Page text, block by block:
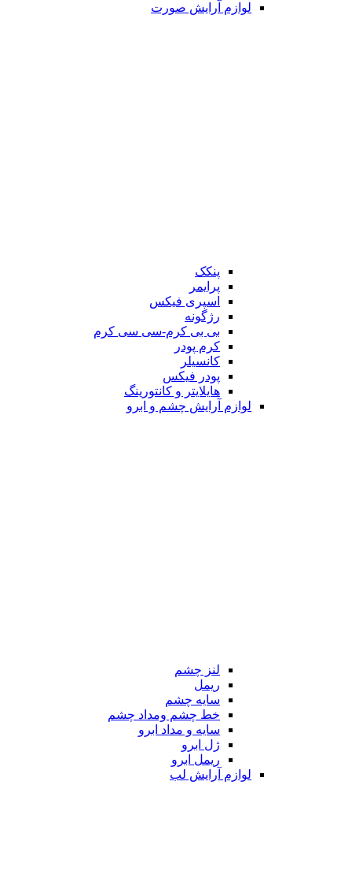
لوازم آرایش صورت
پنکک
پرایمر
اسپری فیکس
رژگونه
بی بی کرم-سی سی کرم
کرم پودر
کانسیلر
پودر فیکس
هایلایتر و کانتورینگ
لوازم آرایش چشم و ابرو
لنز چشم
ریمل
سایه چشم
خط چشم ومداد چشم
سایه و مداد ابرو
ژل ابرو
ریمل ابرو
لوازم آرایش لب